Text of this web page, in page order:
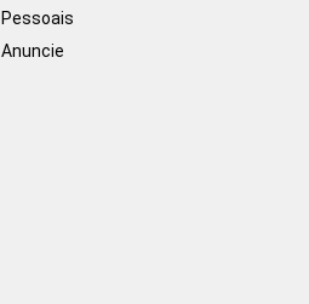
Pessoais
Anuncie